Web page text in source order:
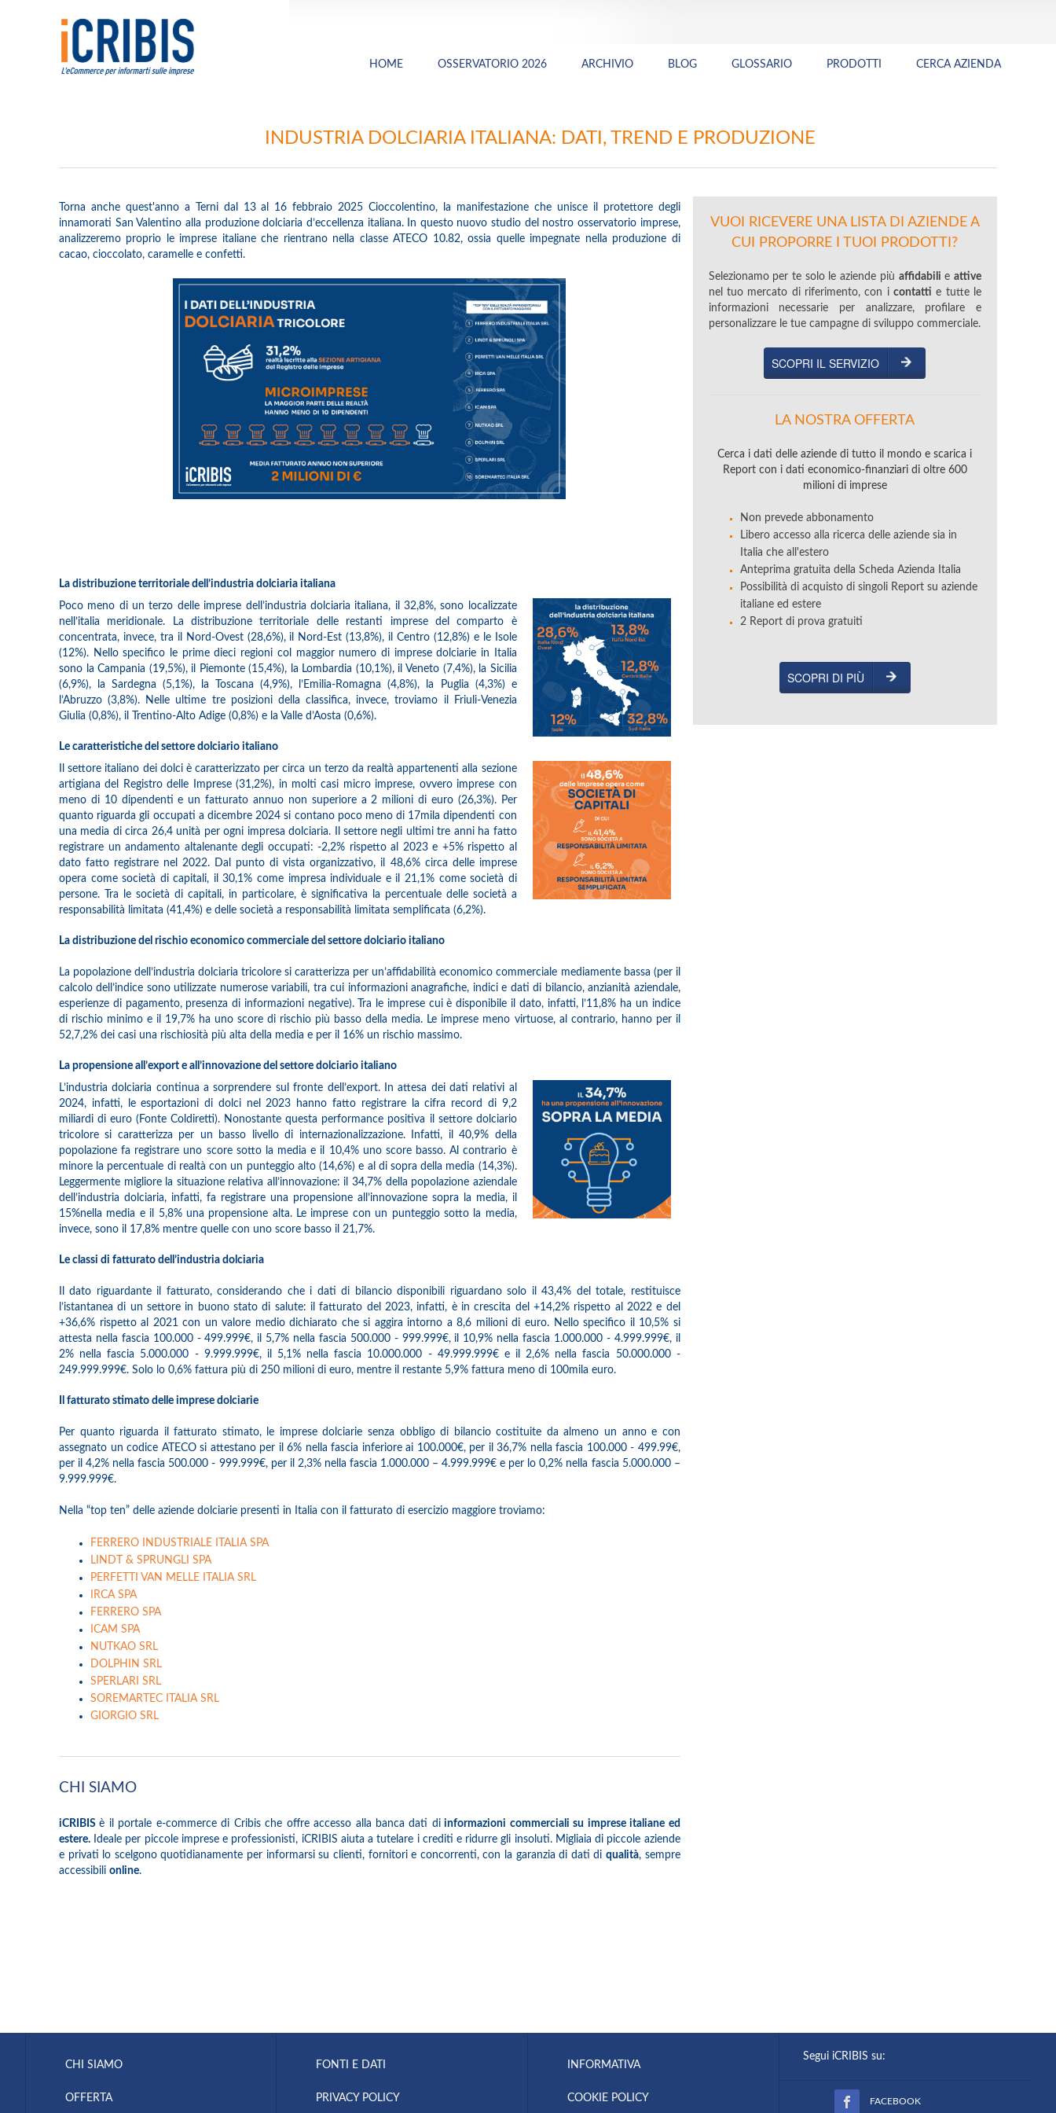
HOME OSSERVATORIO 2026 ARCHIVIO BLOG GLOSSARIO PRODOTTI CERCA AZIENDA
INDUSTRIA DOLCIARIA ITALIANA: DATI, TREND E PRODUZIONE
Torna anche quest'anno a Terni dal 13 al 16 febbraio 2025 Cioccolentino, la manifestazione che unisce il protettore degli
innamorati San Valentino alla produzione dolciaria d’eccellenza italiana. In questo nuovo studio del nostro osservatorio imprese,
analizzeremo proprio le imprese italiane che rientrano nella classe ATECO 10.82, ossia quelle impegnate nella produzione di
cacao, cioccolato, caramelle e confetti.
La distribuzione territoriale dell’industria dolciaria italiana
Poco meno di un terzo delle imprese dell’industria dolciaria italiana, il 32,8%, sono localizzate
nell’italia meridionale. La distribuzione territoriale delle restanti imprese del comparto è
concentrata, invece, tra il Nord-Ovest (28,6%), il Nord-Est (13,8%), il Centro (12,8%) e le Isole
(12%). Nello specifico le prime dieci regioni col maggior numero di imprese dolciarie in Italia
sono la Campania (19,5%), il Piemonte (15,4%), la Lombardia (10,1%), il Veneto (7,4%), la Sicilia
(6,9%), la Sardegna (5,1%), la Toscana (4,9%), l’Emilia-Romagna (4,8%), la Puglia (4,3%) e
l’Abruzzo (3,8%). Nelle ultime tre posizioni della classifica, invece, troviamo il Friuli-Venezia
Giulia (0,8%), il Trentino-Alto Adige (0,8%) e la Valle d’Aosta (0,6%).
Le caratteristiche del settore dolciario italiano
Il settore italiano dei dolci è caratterizzato per circa un terzo da realtà appartenenti alla sezione
artigiana del Registro delle Imprese (31,2%), in molti casi micro imprese, ovvero imprese con
meno di 10 dipendenti e un fatturato annuo non superiore a 2 milioni di euro (26,3%). Per
quanto riguarda gli occupati a dicembre 2024 si contano poco meno di 17mila dipendenti con
una media di circa 26,4 unità per ogni impresa dolciaria. Il settore negli ultimi tre anni ha fatto
registrare un andamento altalenante degli occupati: -2,2% rispetto al 2023 e +5% rispetto al
dato fatto registrare nel 2022. Dal punto di vista organizzativo, il 48,6% circa delle imprese
opera come società di capitali, il 30,1% come impresa individuale e il 21,1% come società di
persone. Tra le società di capitali, in particolare, è significativa la percentuale delle società a
responsabilità limitata (41,4%) e delle società a responsabilità limitata semplificata (6,2%).
La distribuzione del rischio economico commerciale del settore dolciario italiano
La popolazione dell’industria dolciaria tricolore si caratterizza per un’affidabilità economico commerciale mediamente bassa (per il
calcolo dell’indice sono utilizzate numerose variabili, tra cui informazioni anagrafiche, indici e dati di bilancio, anzianità aziendale,
esperienze di pagamento, presenza di informazioni negative). Tra le imprese cui è disponibile il dato, infatti, l’11,8% ha un indice
di rischio minimo e il 19,7% ha uno score di rischio più basso della media. Le imprese meno virtuose, al contrario, hanno per il
52,7,2% dei casi una rischiosità più alta della media e per il 16% un rischio massimo.
La propensione all’export e all’innovazione del settore dolciario italiano
L’industria dolciaria continua a sorprendere sul fronte dell’export. In attesa dei dati relativi al
2024, infatti, le esportazioni di dolci nel 2023 hanno fatto registrare la cifra record di 9,2
miliardi di euro (Fonte Coldiretti). Nonostante questa performance positiva il settore dolciario
tricolore si caratterizza per un basso livello di internazionalizzazione. Infatti, il 40,9% della
popolazione fa registrare uno score sotto la media e il 10,4% uno score basso. Al contrario è
minore la percentuale di realtà con un punteggio alto (14,6%) e al di sopra della media (14,3%).
Leggermente migliore la situazione relativa all’innovazione: il 34,7% della popolazione aziendale
dell’industria dolciaria, infatti, fa registrare una propensione all’innovazione sopra la media, il
15%nella media e il 5,8% una propensione alta. Le imprese con un punteggio sotto la media,
invece, sono il 17,8% mentre quelle con uno score basso il 21,7%.
Le classi di fatturato dell’industria dolciaria
Il dato riguardante il fatturato, considerando che i dati di bilancio disponibili riguardano solo il 43,4% del totale, restituisce
l’istantanea di un settore in buono stato di salute: il fatturato del 2023, infatti, è in crescita del +14,2% rispetto al 2022 e del
+36,6% rispetto al 2021 con un valore medio dichiarato che si aggira intorno a 8,6 milioni di euro. Nello specifico il 10,5% si
attesta nella fascia 100.000 - 499.999€, il 5,7% nella fascia 500.000 - 999.999€, il 10,9% nella fascia 1.000.000 - 4.999.999€, il
2% nella fascia 5.000.000 - 9.999.999€, il 5,1% nella fascia 10.000.000 - 49.999.999€ e il 2,6% nella fascia 50.000.000 -
249.999.999€. Solo lo 0,6% fattura più di 250 milioni di euro, mentre il restante 5,9% fattura meno di 100mila euro.
Il fatturato stimato delle imprese dolciarie
Per quanto riguarda il fatturato stimato, le imprese dolciarie senza obbligo di bilancio costituite da almeno un anno e con
assegnato un codice ATECO si attestano per il 6% nella fascia inferiore ai 100.000€, per il 36,7% nella fascia 100.000 - 499.99€,
per il 4,2% nella fascia 500.000 - 999.999€, per il 2,3% nella fascia 1.000.000 – 4.999.999€ e per lo 0,2% nella fascia 5.000.000 –
9.999.999€.
Nella “top ten” delle aziende dolciarie presenti in Italia con il fatturato di esercizio maggiore troviamo:
FERRERO INDUSTRIALE ITALIA SPA
LINDT & SPRUNGLI SPA
PERFETTI VAN MELLE ITALIA SRL
IRCA SPA
FERRERO SPA
ICAM SPA
NUTKAO SRL
DOLPHIN SRL
SPERLARI SRL
SOREMARTEC ITALIA SRL
GIORGIO SRL
CHI SIAMO
iCRIBISè il portale e-commerce di Cribis che offre accesso alla banca dati diinformazioni commerciali su imprese italiane ed
estere. Ideale per piccole imprese e professionisti, iCRIBIS aiuta a tutelare i crediti e ridurre gli insoluti. Migliaia di piccole aziende
e privati lo scelgono quotidianamente per informarsi su clienti, fornitori e concorrenti, con la garanzia di dati diqualità, sempre
accessibili online.
VUOI RICEVERE UNA LISTA DI AZIENDE A
CUI PROPORRE I TUOI PRODOTTI?
Selezionamo per te solo le aziende più affidabili e attive
nel tuo mercato di riferimento, con icontatti e tutte le
informazioni necessarie per analizzare, profilare e
personalizzare le tue campagne di sviluppo commerciale.
SCOPRI IL SERVIZIO
LA NOSTRA OFFERTA
Cerca i dati delle aziende di tutto il mondo e scarica i
Report con i dati economico-finanziari di oltre 600
milioni di imprese
Non prevede abbonamento
Libero accesso alla ricerca delle aziende sia in
Italia che all'estero
Anteprima gratuita della Scheda Azienda Italia
Possibilità di acquisto di singoli Report su aziende
italiane ed estere
2 Report di prova gratuiti
SCOPRI DI PIÙ
CHI SIAMO
OFFERTA
FONTI E DATI
PRIVACY POLICY
INFORMATIVA
COOKIE POLICY
Segui iCRIBIS su:
FACEBOOK